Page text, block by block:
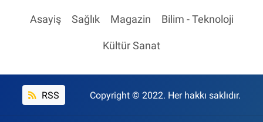
Asayiş Sağlık Magazin Bilim - Teknoloji
Kültür Sanat
RSS Copyright © 2022. Her hakkı saklıdır.